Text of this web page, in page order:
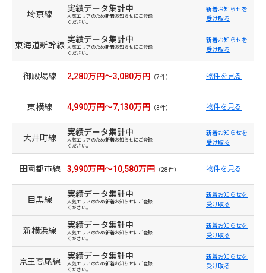
埼京線
実績データ集計中
人気エリアのため新着お知らせにご登録
ください。
新着お知らせを
受け取る
東海道新幹線
実績データ集計中
人気エリアのため新着お知らせにご登録
ください。
新着お知らせを
受け取る
御殿場線 2,280万円～3,080万円 （7件） 物件を見る
東横線 4,990万円～7,130万円 （3件） 物件を見る
大井町線
実績データ集計中
人気エリアのため新着お知らせにご登録
ください。
新着お知らせを
受け取る
田園都市線 3,990万円～10,580万円 （28件） 物件を見る
目黒線
実績データ集計中
人気エリアのため新着お知らせにご登録
ください。
新着お知らせを
受け取る
新横浜線
実績データ集計中
人気エリアのため新着お知らせにご登録
ください。
新着お知らせを
受け取る
京王高尾線
実績データ集計中
人気エリアのため新着お知らせにご登録
ください。
新着お知らせを
受け取る